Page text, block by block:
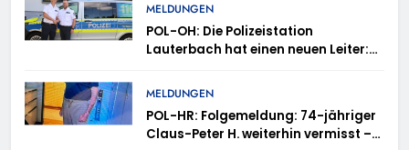
MELDUNGEN
POL-OH: Die Polizeistation
Lauterbach hat einen neuen Leiter:
MELDUNGEN
POL-HR: Folgemeldung: 74-jähriger
Claus-Peter H. weiterhin vermisst –